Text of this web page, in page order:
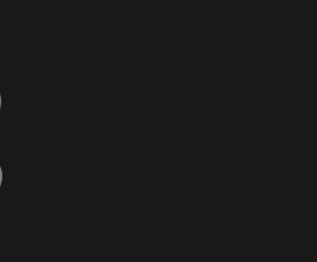
facebook (abre en ventana nueva)
a twitter (abre en ventana nueva)
YouTube (abre en ventana nueva)
a Flickr (abre en ventana nueva)